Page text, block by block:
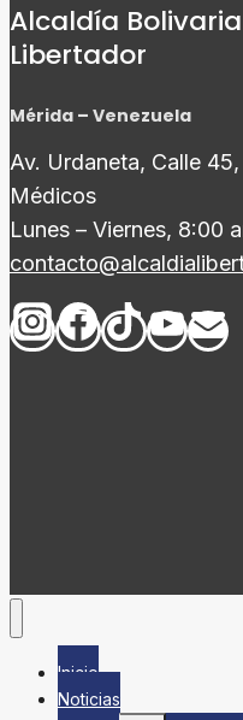
Alcaldía
Libertador
Mérida – Venezuela
Av. Urdaneta, Calle
Médicos
Lunes – Viernes, 8:00
Inicio
Noticias